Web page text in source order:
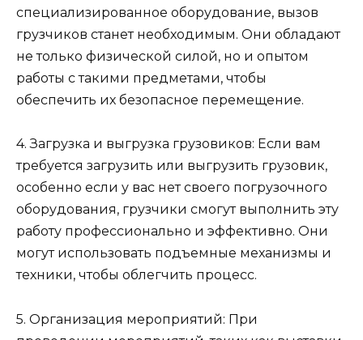
специализированное оборудование, вызов
грузчиков станет необходимым. Они обладают
не только физической силой, но и опытом
работы с такими предметами, чтобы
обеспечить их безопасное перемещение.
4. Загрузка и выгрузка грузовиков: Если вам
требуется загрузить или выгрузить грузовик,
особенно если у вас нет своего погрузочного
оборудования, грузчики смогут выполнить эту
работу профессионально и эффективно. Они
могут использовать подъемные механизмы и
техники, чтобы облегчить процесс.
5. Организация мероприятий: При